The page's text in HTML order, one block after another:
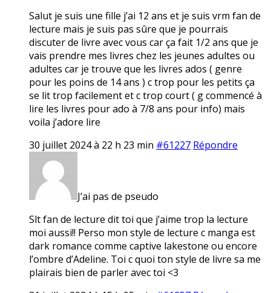
Salut je suis une fille j’ai 12 ans et je suis vrm fan de
lecture mais je suis pas sûre que je pourrais
discuter de livre avec vous car ça fait 1/2 ans que je
vais prendre mes livres chez les jeunes adultes ou
adultes car je trouve que les livres ados ( genre
pour les poins de 14 ans ) c trop pour les petits ça
se lit trop facilement et c trop court ( g commencé à
lire les livres pour ado à 7/8 ans pour info) mais
voila j’adore lire
30 juillet 2024 à 22 h 23 min #61227 Répondre
J’ai pas de pseudo
Slt fan de lecture dit toi que j’aime trop la lecture
moi aussi!! Perso mon style de lecture c manga est
dark romance comme captive lakestone ou encore
l’ombre d’Adeline. Toi c quoi ton style de livre sa me
plairais bien de parler avec toi <3